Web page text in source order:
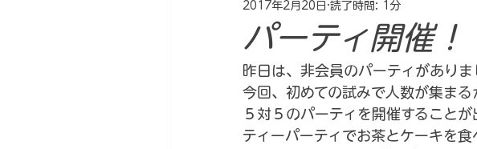
パーティ開催！
2017年2月20日 読了時間: 1分
昨日は、非会員のパーティがありま
今回、初めての試みで人数が集まる
５対５のパーティを開催することが
ティーパーティでお茶とケーキを